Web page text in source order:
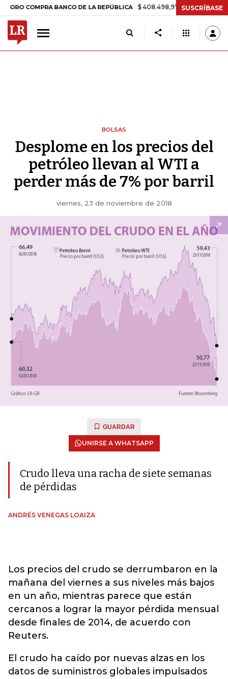
COMPRA BANCO DE LA REPÚBLICA $ 408.498,97 +$ 8.753,81 +2,19%
SUSCRÍBASE
BOLSAS
Desplome en los precios del
petróleo llevan al WTI a
perder más de 7% por barril
viernes, 23 de noviembre de 2018
GUARDAR
UNIRSE A WHATSAPP
Crudo lleva una racha de siete semanas
de pérdidas
ANDRÉS VENEGAS LOAIZA
Los precios del crudo se derrumbaron en la
mañana del viernes a sus niveles más bajos
en un año, mientras parece que están
cercanos a lograr la mayor pérdida mensual
desde finales de 2014, de acuerdo con
Reuters.
El crudo ha caído por nuevas alzas en los
datos de suministros globales impulsados